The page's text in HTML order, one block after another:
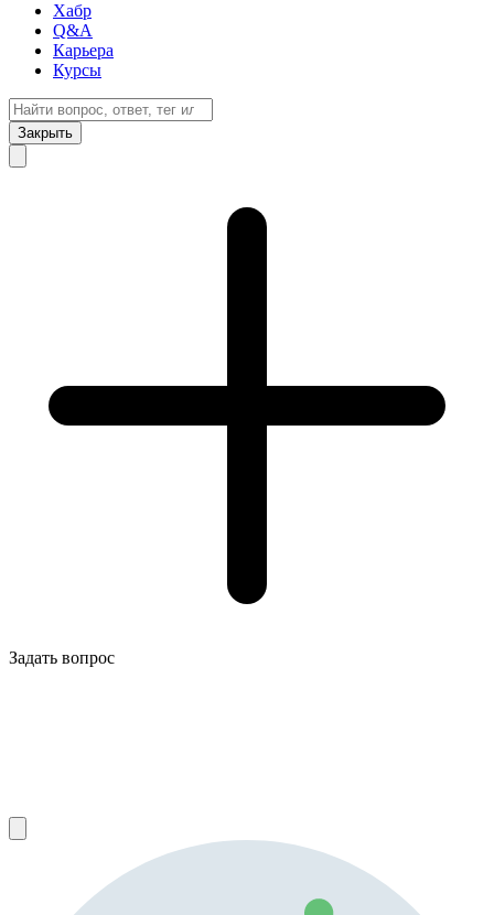
Хабр
Q&A
Карьера
Курсы
Закрыть
Задать вопрос